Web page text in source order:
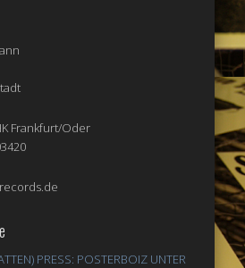
Frankfurt/Oder
PRESS: POSTERBOIZ UNTER